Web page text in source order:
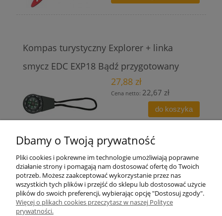
Kompas turystyczny Explorer + linka
smycz EDC EXP18 Bądź przygotowany
27,88 zł
Cena netto: 22,67 zł
do koszyka
Pudełko Megaline amunicję 30.06-
6.5x55/50 pojemnik naboje
31,90 zł
Dbamy o Twoją prywatność
Pliki cookies i pokrewne im technologie umożliwiają poprawne
działanie strony i pomagają nam dostosować ofertę do Twoich
potrzeb. Możesz zaakceptować wykorzystanie przez nas
wszystkich tych plików i przejść do sklepu lub dostosować użycie
plików do swoich preferencji, wybierając opcję "Dostosuj zgody".
Więcej o plikach cookies przeczytasz w naszej Polityce
prywatności.